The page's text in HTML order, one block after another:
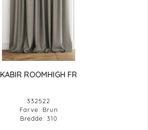
KABIR ROOMHIGH FR
332522
Farve: Brun
Bredde: 310